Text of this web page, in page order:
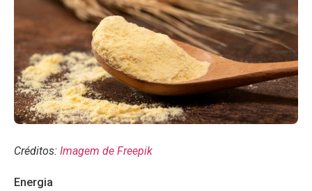
Créditos: Imagem de Freepik
Energia